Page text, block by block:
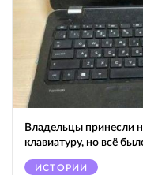
Владельцы принесли
клавиатуру, но всё
ИСТОРИИ